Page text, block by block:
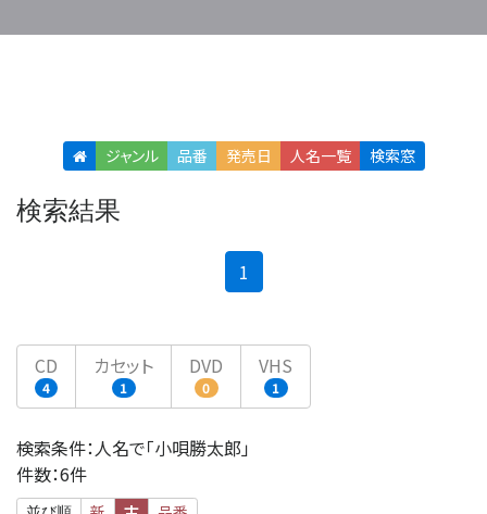
ジャンル 品番 発売日 人名一覧 検索窓
検索結果
1
CD
4
カセット
1
DVD
0
VHS
1
検索条件：人名で「小唄勝太郎」
件数：6件